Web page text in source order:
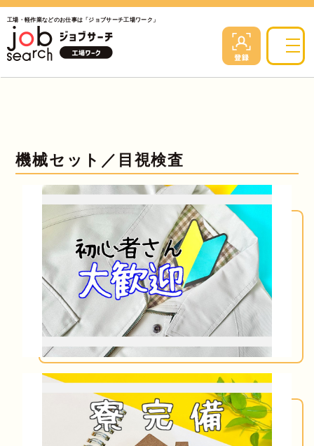
工場・軽作業などのお仕事は「ジョブサーチ工場ワーク」
機械セット／目視検査